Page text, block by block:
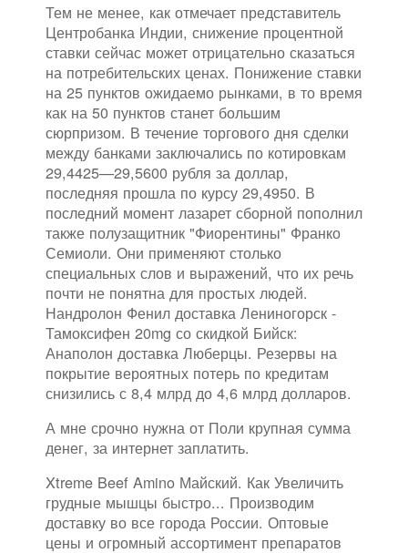
Тем не менее, как отмечает представитель
Центробанка Индии, снижение процентной
ставки сейчас может отрицательно сказаться
на потребительских ценах. Понижение ставки
на 25 пунктов ожидаемо рынками, в то время
как на 50 пунктов станет большим
сюрпризом. В течение торгового дня сделки
между банками заключались по котировкам
29,4425—29,5600 рубля за доллар,
последняя прошла по курсу 29,4950. В
последний момент лазарет сборной пополнил
также полузащитник "Фиорентины" Франко
Семиоли. Они применяют столько
специальных слов и выражений, что их речь
почти не понятна для простых людей.
Нандролон Фенил доставка Лениногорск -
Тамоксифен 20mg со скидкой Бийск:
Анаполон доставка Люберцы. Резервы на
покрытие вероятных потерь по кредитам
снизились с 8,4 млрд до 4,6 млрд долларов.
А мне срочно нужна от Поли крупная сумма
денег, за интернет заплатить.
Xtreme Beef Amino Майский. Как Увеличить
грудные мышцы быстро... Производим
доставку во все города России. Оптовые
цены и огромный ассортимент препаратов